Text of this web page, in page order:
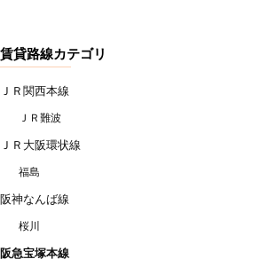
賃貸路線カテゴリ
ＪＲ関西本線
ＪＲ難波
ＪＲ大阪環状線
福島
阪神なんば線
桜川
阪急宝塚本線